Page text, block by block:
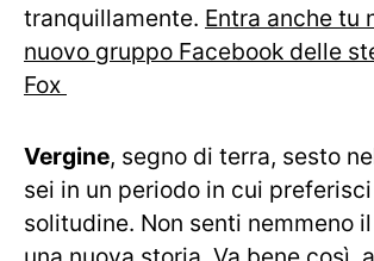
tranquillamente. Entra anche tu
nuovo gruppo Facebook delle
Fox
Vergine, segno di terra, sesto
sei in un periodo in cui
solitudine. Non senti nemmeno